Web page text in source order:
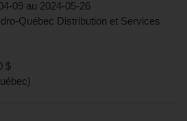
09 au 2024-05-26
Québec Distribution et Services
$
)